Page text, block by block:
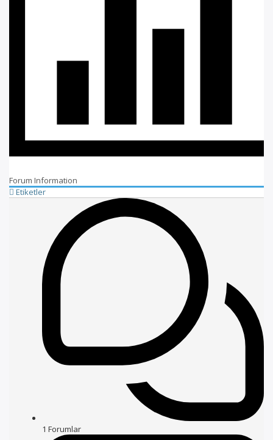
Forum Information
Etiketler
1 Forumlar